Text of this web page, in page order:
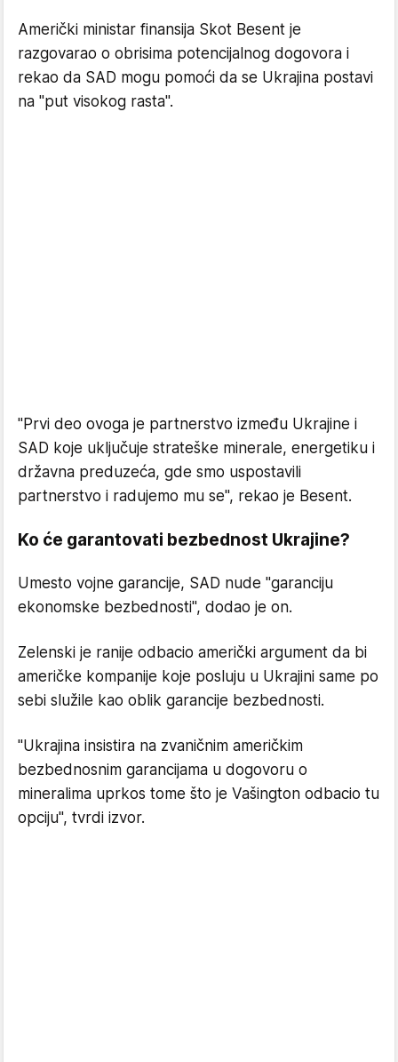
Američki ministar finansija Skot Besent je
razgovarao o obrisima potencijalnog dogovora i
rekao da SAD mogu pomoći da se Ukrajina postavi
na "put visokog rasta".
"Prvi deo ovoga je partnerstvo između Ukrajine i
SAD koje uključuje strateške minerale, energetiku i
državna preduzeća, gde smo uspostavili
partnerstvo i radujemo mu se", rekao je Besent.
Ko će garantovati bezbednost Ukrajine?
Umesto vojne garancije, SAD nude "garanciju
ekonomske bezbednosti", dodao je on.
Zelenski je ranije odbacio američki argument da bi
američke kompanije koje posluju u Ukrajini same po
sebi služile kao oblik garancije bezbednosti.
"Ukrajina insistira na zvaničnim američkim
bezbednosnim garancijama u dogovoru o
mineralima uprkos tome što je Vašington odbacio tu
opciju", tvrdi izvor.